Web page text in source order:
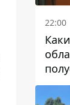
22:00
2026